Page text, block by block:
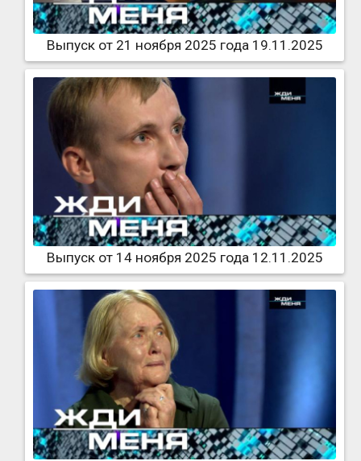
Выпуск от 21 ноября 2025 года 19.11.2025
Выпуск от 14 ноября 2025 года 12.11.2025